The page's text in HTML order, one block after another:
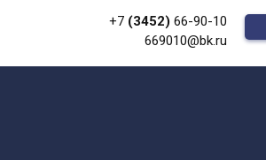
+7 (3452) 66-90-10
669010@bk.ru